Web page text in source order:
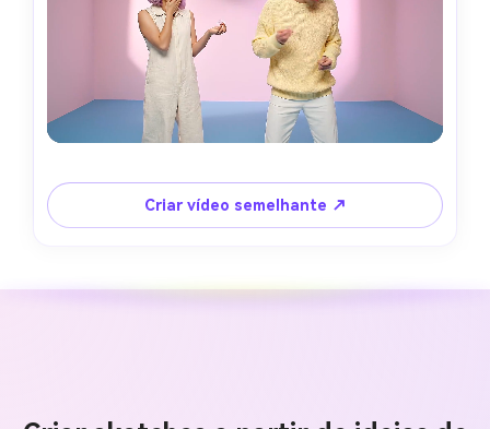
Criar vídeo semelhante ↗